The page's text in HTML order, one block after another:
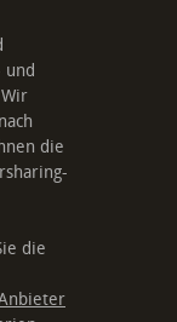
und
die
die